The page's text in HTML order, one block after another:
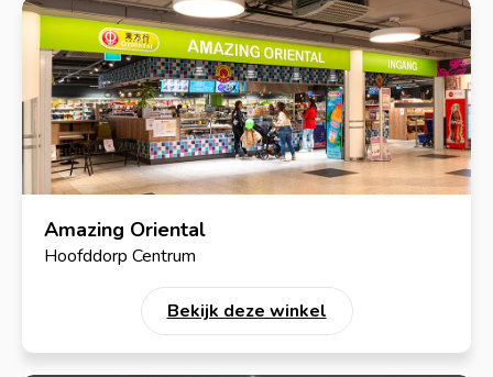
Amazing Oriental
Hoofddorp Centrum
Bekijk deze winkel